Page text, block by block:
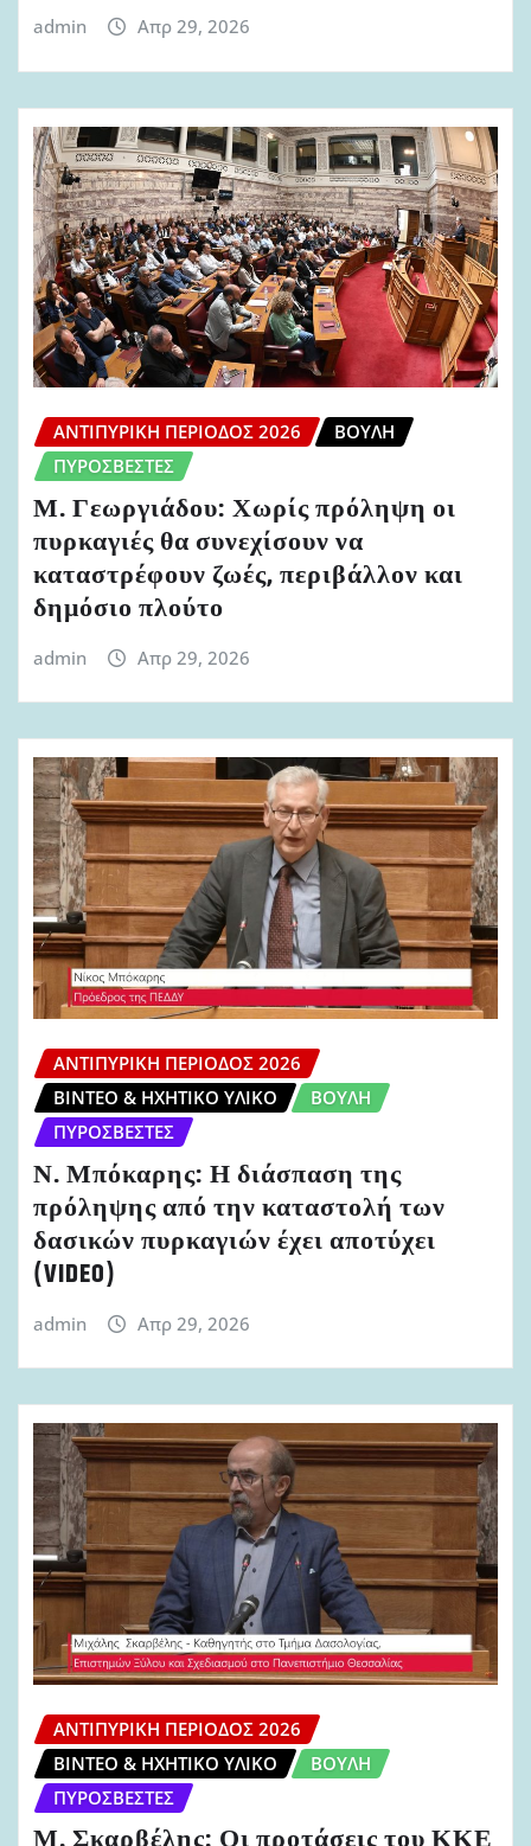
admin Απρ 29, 2026
ΑΝΤΙΠΥΡΙΚΉ ΠΕΡΊΟΔΟΣ 2026
ΒΟΥΛΉ
ΠΥΡΟΣΒΈΣΤΕΣ
Μ. Γεωργιάδου: Χωρίς πρόληψη οι
πυρκαγιές θα συνεχίσουν να
καταστρέφουν ζωές, περιβάλλον και
δημόσιο πλούτο
admin Απρ 29, 2026
ΑΝΤΙΠΥΡΙΚΉ ΠΕΡΊΟΔΟΣ 2026
ΒΊΝΤΕΟ & ΗΧΗΤΙΚΌ ΥΛΙΚΌ
ΒΟΥΛΉ
ΠΥΡΟΣΒΈΣΤΕΣ
Ν. Μπόκαρης: Η διάσπαση της
πρόληψης από την καταστολή των
δασικών πυρκαγιών έχει αποτύχει
(VIDEO)
admin Απρ 29, 2026
ΑΝΤΙΠΥΡΙΚΉ ΠΕΡΊΟΔΟΣ 2026
ΒΊΝΤΕΟ & ΗΧΗΤΙΚΌ ΥΛΙΚΌ
ΒΟΥΛΉ
ΠΥΡΟΣΒΈΣΤΕΣ